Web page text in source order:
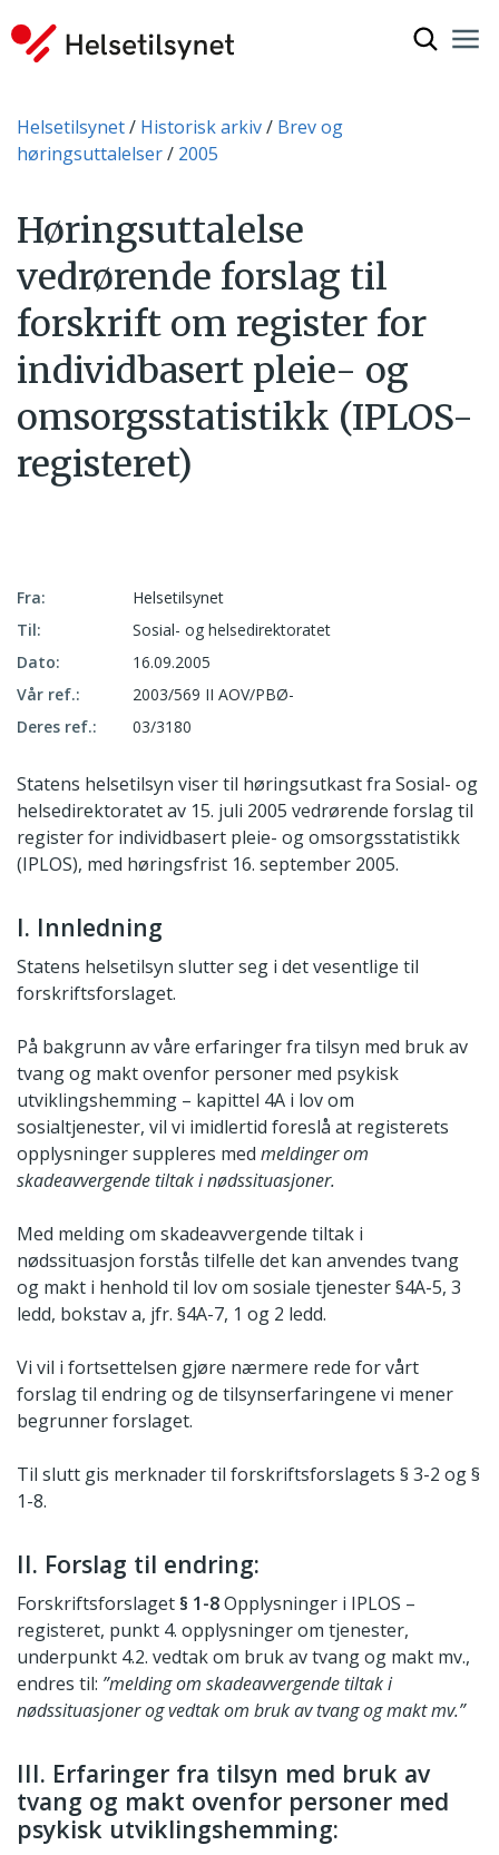
Du er her:
Helsetilsynet Historisk arkiv
Brev og
høringsuttalelser
2005
Høringsuttalelse
vedrørende forslag til
forskrift om register for
individbasert pleie- og
omsorgsstatistikk (IPLOS-
registeret)
Fra:
Helsetilsynet
Til:
Sosial- og helsedirektoratet
Dato:
16.09.2005
Vår ref.:
2003/569 II AOV/PBØ-
Deres ref.:
03/3180
Statens helsetilsyn viser til høringsutkast fra Sosial- og
helsedirektoratet av 15. juli 2005 vedrørende forslag til
register for individbasert pleie- og omsorgsstatistikk
(IPLOS), med høringsfrist 16. september 2005.
I. Innledning
Statens helsetilsyn slutter seg i det vesentlige til
forskriftsforslaget.
På bakgrunn av våre erfaringer fra tilsyn med bruk av
tvang og makt ovenfor personer med psykisk
utviklingshemming – kapittel 4A i lov om
sosialtjenester, vil vi imidlertid foreslå at registerets
opplysninger suppleres med meldinger om
skadeavvergende tiltak i nødssituasjoner.
Med melding om skadeavvergende tiltak i
nødssituasjon forstås tilfelle det kan anvendes tvang
og makt i henhold til lov om sosiale tjenester §4A-5, 3
ledd, bokstav a, jfr. §4A-7, 1 og 2 ledd.
Vi vil i fortsettelsen gjøre nærmere rede for vårt
forslag til endring og de tilsynserfaringene vi mener
begrunner forslaget.
Til slutt gis merknader til forskriftsforslagets § 3-2 og §
1-8.
II. Forslag til endring:
Forskriftsforslaget § 1-8Opplysninger i IPLOS –
registeret, punkt 4. opplysninger om tjenester,
underpunkt 4.2. vedtak om bruk av tvang og makt mv.,
endres til: ”melding om skadeavvergende tiltak i
nødssituasjoner og vedtak om bruk av tvang og makt mv.”
III. Erfaringer fra tilsyn med bruk av
tvang og makt ovenfor personer med
psykisk utviklingshemming: